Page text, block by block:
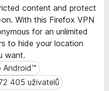
content and protect
With this Firefox VPN
for an unlimited
to hide your location
want.
Android™
405 uživatelů
405 uživatelů